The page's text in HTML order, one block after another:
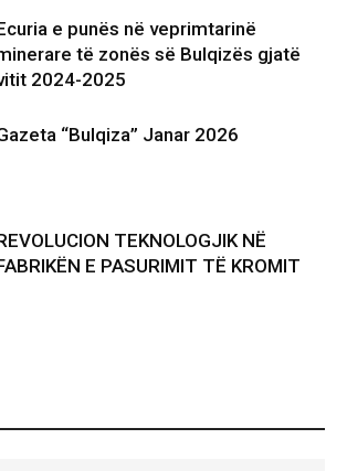
e punës në veprimtarinë
të zonës së Bulqizës gjatë
2024-2025
“Bulqiza” Janar 2026
TEKNOLOGJIK NË
E PASURIMIT TË KROMIT